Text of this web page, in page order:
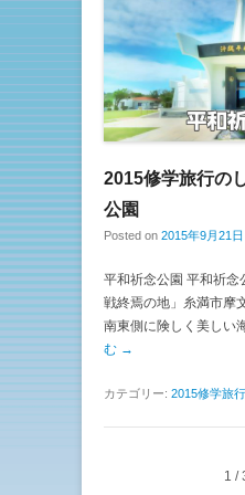
2015修学旅行の
公園
Posted on 2015年9月21日
平和祈念公園 平和祈
戦終焉の地」糸満市摩
南東側に険しく美しい
む →
カテゴリー: 2015修学旅
1 /